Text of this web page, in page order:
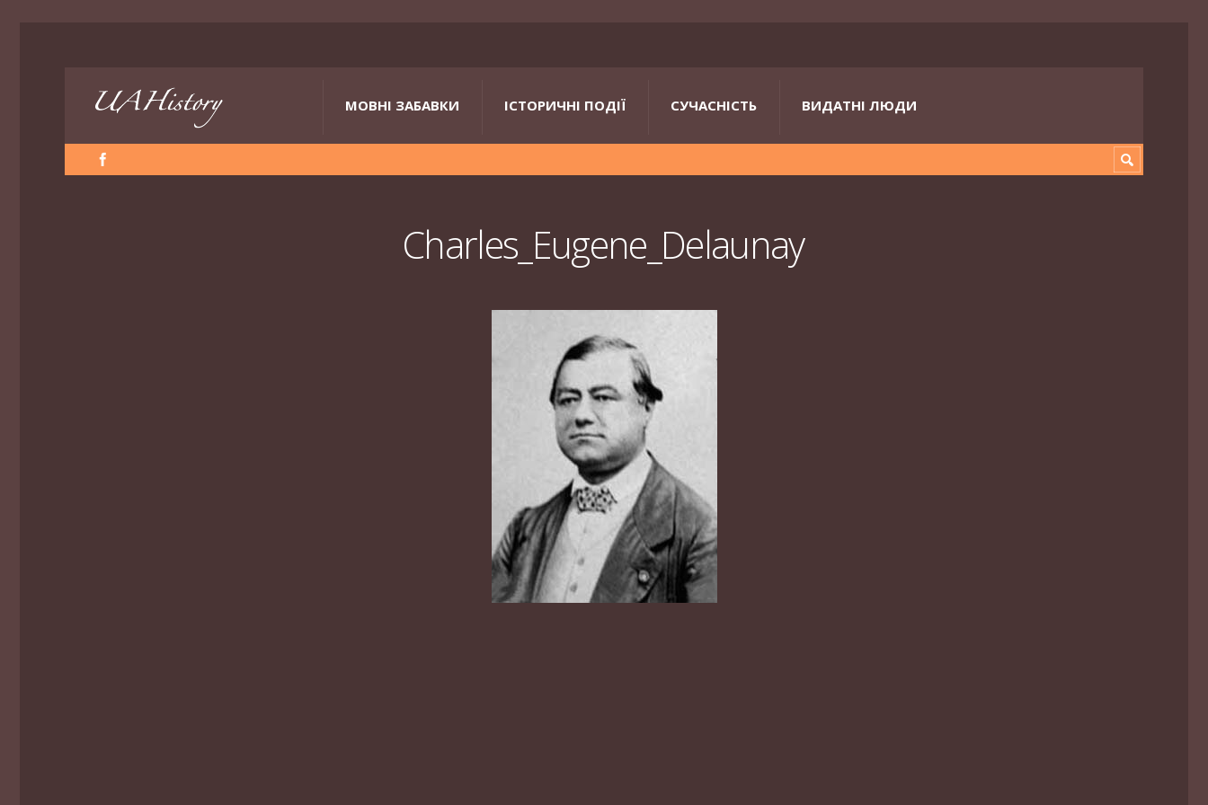
МОВНІ ЗАБАВКИ ІСТОРИЧНІ ПОДІЇ СУЧАСНІСТЬ ВИДАТНІ ЛЮДИ
Charles_Eugene_Delaunay